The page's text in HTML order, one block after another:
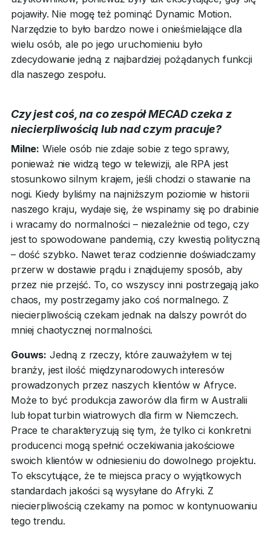
pojawiły. Nie mogę też pominąć Dynamic Motion.
Narzędzie to było bardzo nowe i onieśmielające dla
wielu osób, ale po jego uruchomieniu było
zdecydowanie jedną z najbardziej pożądanych funkcji
dla naszego zespołu.
Czy jest coś, na co zespół MECAD czeka z
niecierpliwością lub nad czym pracuje?
Milne: Wiele osób nie zdaje sobie z tego sprawy,
ponieważ nie widzą tego w telewizji, ale RPA jest
stosunkowo silnym krajem, jeśli chodzi o stawanie na
nogi. Kiedy byliśmy na najniższym poziomie w historii
naszego kraju, wydaje się, że wspinamy się po drabinie
i wracamy do normalności – niezależnie od tego, czy
jest to spowodowane pandemią, czy kwestią polityczną
– dość szybko. Nawet teraz codziennie doświadczamy
przerw w dostawie prądu i znajdujemy sposób, aby
przez nie przejść. To, co wszyscy inni postrzegają jako
chaos, my postrzegamy jako coś normalnego. Z
niecierpliwością czekam jednak na dalszy powrót do
mniej chaotycznej normalności.
Gouws: Jedną z rzeczy, które zauważyłem w tej
branży, jest ilość międzynarodowych interesów
prowadzonych przez naszych klientów w Afryce.
Może to być produkcja zaworów dla firm w Australii
lub łopat turbin wiatrowych dla firm w Niemczech.
Prace te charakteryzują się tym, że tylko ci konkretni
producenci mogą spełnić oczekiwania jakościowe
swoich klientów w odniesieniu do dowolnego projektu.
To ekscytujące, że te miejsca pracy o wyjątkowych
standardach jakości są wysyłane do Afryki. Z
niecierpliwością czekamy na pomoc w kontynuowaniu
tego trendu.